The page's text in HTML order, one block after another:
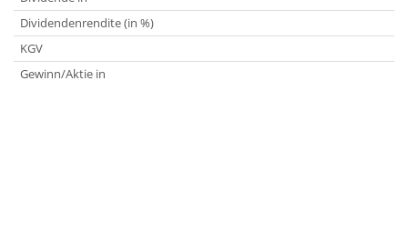
Dividendenrendite (in %)
KGV
Gewinn/Aktie in